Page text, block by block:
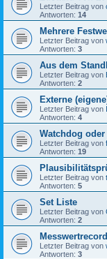
Letzter Beitrag von
Antworten: 14
Mehrere
Letzter Beitrag von
Antworten: 3
Aus dem
Letzter Beitrag von
Antworten: 2
Externe
Letzter Beitrag von
Antworten: 4
Watchdog
Letzter Beitrag von
Antworten: 19
Letzter Beitrag von
Antworten: 5
Set Liste
Letzter Beitrag von
Antworten: 2
Letzter Beitrag von
Antworten: 3